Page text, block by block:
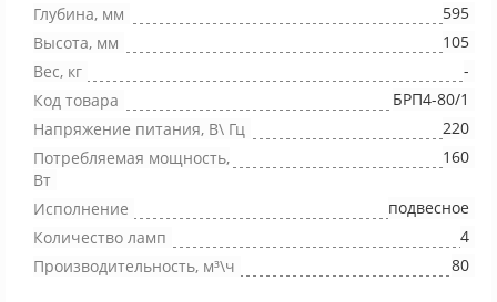
Глубина, мм
595
Высота, мм
105
Вес, кг
-
Код товара
БРП4-80/1
Напряжение питания, В\ Гц
220
Потребляемая мощность,
Вт
160
Исполнение
подвесное
Количество ламп
4
Производительность, м³\ч
80